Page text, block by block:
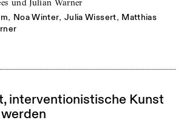
, Noa Winter,Julia Wissert, Matthias
interventionistische Kunst